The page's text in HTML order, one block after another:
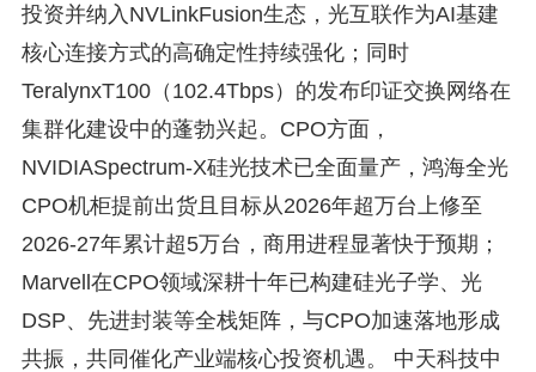
投资并纳入NVLinkFusion生态，光互联作为AI基建
核心连接方式的高确定性持续强化；同时
TeralynxT100（102.4Tbps）的发布印证交换网络在
集群化建设中的蓬勃兴起。CPO方面，
NVIDIASpectrum-X硅光技术已全面量产，鸿海全光
CPO机柜提前出货且目标从2026年超万台上修至
2026-27年累计超5万台，商用进程显著快于预期；
Marvell在CPO领域深耕十年已构建硅光子学、光
DSP、先进封装等全栈矩阵，与CPO加速落地形成
共振，共同催化产业端核心投资机遇。 中天科技中